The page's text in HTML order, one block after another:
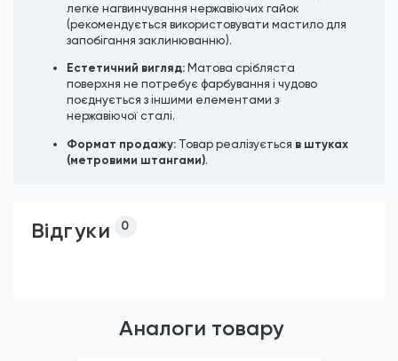
легке нагвинчування нержавіючих гайок
(рекомендується використовувати мастило для
запобігання заклинюванню).
Естетичний вигляд: Матова срібляста
поверхня не потребує фарбування і чудово
поєднується з іншими елементами з
нержавіючої сталі.
Формат продажу: Товар реалізується в штуках
(метровими штангами).
Відгуки 0
Аналоги товару